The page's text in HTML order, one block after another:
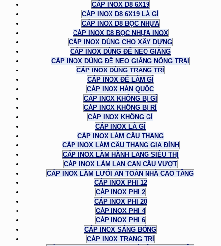
CÁP INOX D8 6X19
CÁP INOX D8 6X19 LÀ GÌ
CÁP INOX D8 BỌC NHỰA
CÁP INOX D8 BỌC NHỰA INOX
CÁP INOX DÙNG CHO XÂY DỰNG
CÁP INOX DÙNG ĐỂ NEO GIẰNG
CÁP INOX DÙNG ĐỂ NEO GIẰNG NÔNG TRẠI
CÁP INOX DÙNG TRANG TRÍ
CÁP INOX ĐỂ LÀM GÌ
CÁP INOX HÀN QUỐC
CÁP INOX KHÔNG BỊ GỈ
CÁP INOX KHÔNG BỊ RỈ
CÁP INOX KHÔNG GỈ
CÁP INOX LÀ GÌ
CÁP INOX LÀM CẦU THANG
CÁP INOX LÀM CẦU THANG GIA ĐÌNH
CÁP INOX LÀM HÀNH LANG SIÊU THỊ
CÁP INOX LÀM LAN CAN CẦU VƯỢT
CÁP INOX LÀM LƯỚI AN TOÀN NHÀ CAO TẦNG
CÁP INOX PHI 12
CÁP INOX PHI 2
CÁP INOX PHI 20
CÁP INOX PHI 4
CÁP INOX PHI 6
CÁP INOX SÁNG BÓNG
CÁP INOX TRANG TRÍ